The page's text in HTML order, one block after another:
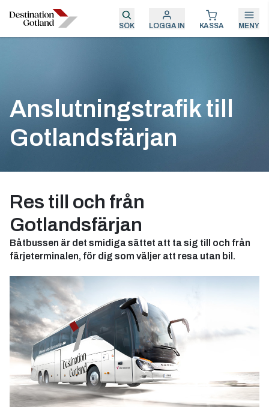
SÖK LOGGA IN KASSA MENY
Anslutningstrafik till
Gotlandsfärjan
Res till och från
Gotlandsfärjan
Båtbussen är det smidiga sättet att ta sig till och från
färjeterminalen, för dig som väljer att resa utan bil.